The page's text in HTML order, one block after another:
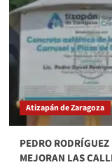
Atizapán de Zaragoza
PEDRO
MEJORAN LAS